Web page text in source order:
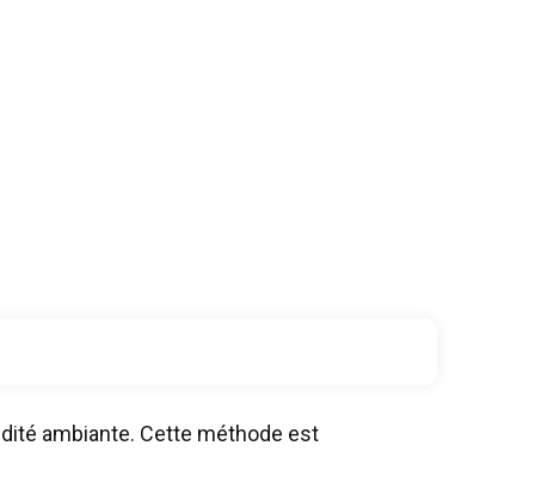
ambiante. Cette méthode est